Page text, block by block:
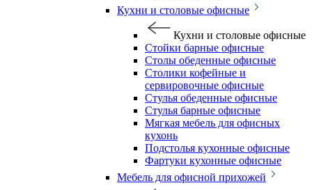
Кухни и столовые офисные
Кухни и столовые офисные
Стойки барные офисные
Столы обеденные офисные
Столики кофейные и
сервировочные офисные
Стулья обеденные офисные
Стулья барные офисные
Мягкая мебель для офисных
кухонь
Подстолья кухонные офисные
Фартуки кухонные офисные
Мебель для офисной прихожей